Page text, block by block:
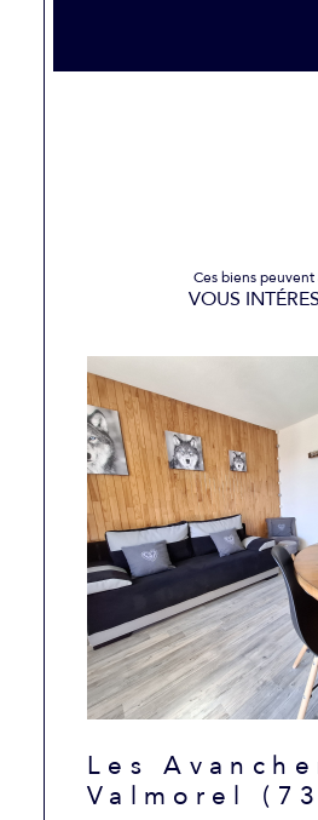
Ces biens peuvent
VOUS
Les
Valmorel